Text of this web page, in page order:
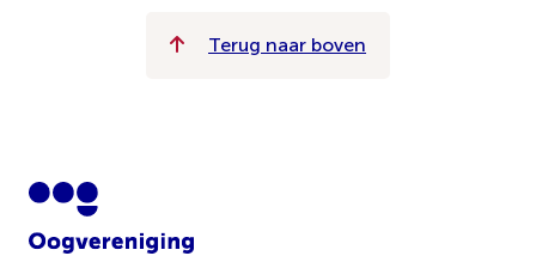
Terug naar boven